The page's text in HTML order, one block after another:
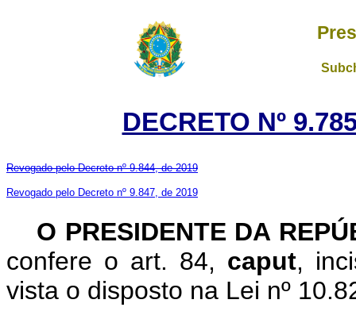
DECRETO Nº
Revogado pelo Decreto nº 9.844, de 2019
Revogado pelo Decreto nº 9.847, de 2019
O PRESIDENTE DA
confere o art. 84, caput,
vista o disposto na Lei nº